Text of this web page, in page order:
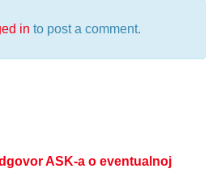
in to post a comment.
ASK-a o eventualnoj